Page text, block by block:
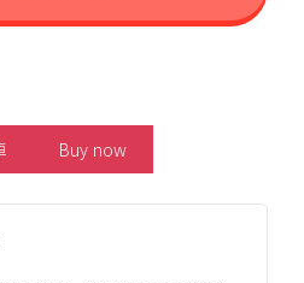
Stud Earrings 數量
Buy now